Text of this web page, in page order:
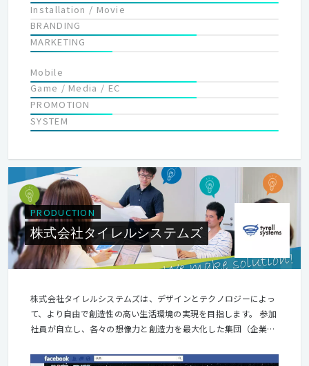
Installation / Movie
BRANDING
MARKETING
Mobile
Game / Media / EC
PROMOTION
SYSTEM
PRODUCTION
株式会社タイレルシステムズ
株式会社タイレルシステムズは、デザインとテクノロジーによっ
て、より自由で創造性の高い生活環境の実現を目指します。 参加
社員が自立し、各々の想像力と創造力を最大化した集団（企業）
かなものに変えていく事を目標とします。